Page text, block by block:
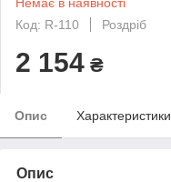
Код: R-110
Роздріб
2 154 ₴
Опис Характеристики
Опис